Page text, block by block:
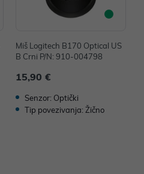
Miš Logitech B170 Optical US
B Crni P/N: 910-004798
15,90 €
Senzor: Optički
Tip povezivanja: Žično